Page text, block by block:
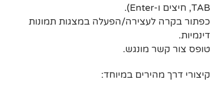
TAB, חיצים ו-Enter).
כפתור בקרה לעצירה/הפעלה במצגות תמונות
דינמיות.
טופס צור קשר מונגש.
קיצורי דרך מהירים במיוחד: